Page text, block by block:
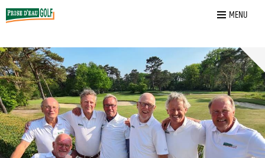
MENU
Home